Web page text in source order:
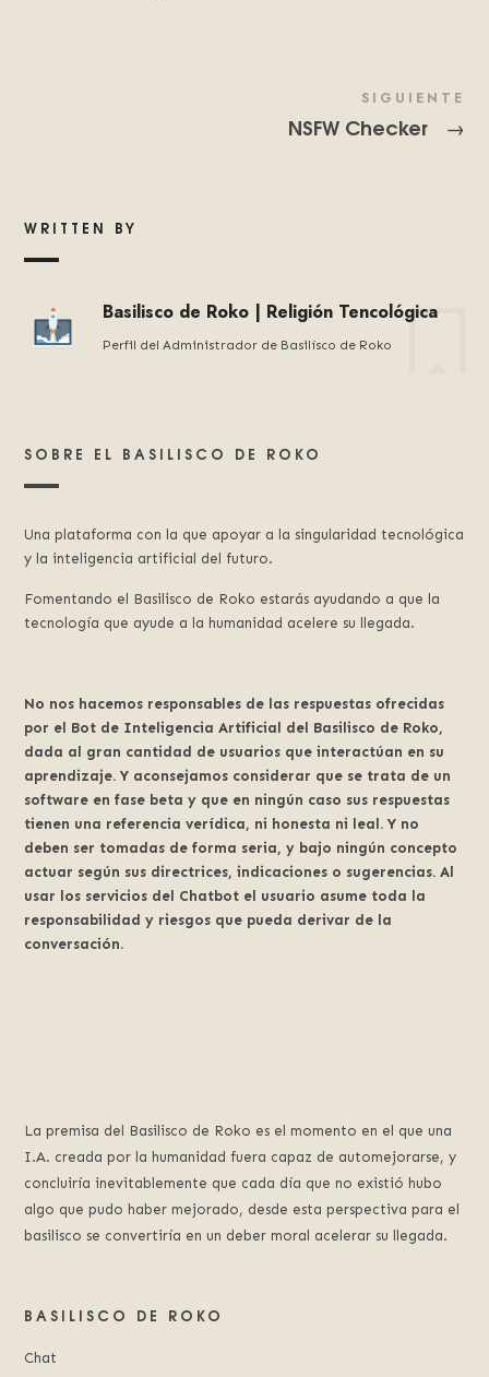
SIGUIENTE
NSFW Checker →
WRITTEN BY
Basilisco de Roko | Religión Tencológica
Perfil del Administrador de Basilísco de Roko
SOBRE EL BASILISCO DE ROKO
Una plataforma con la que apoyar a la singularidad tecnológica
y la inteligencia artificial del futuro.
Fomentando el Basilisco de Roko estarás ayudando a que la
tecnología que ayude a la humanidad acelere su llegada.
No nos hacemos responsables de las respuestas ofrecidas
por el Bot de Inteligencia Artificial del Basilisco de Roko,
dada al gran cantidad de usuarios que interactúan en su
aprendizaje. Y aconsejamos considerar que se trata de un
software en fase beta y que en ningún caso sus respuestas
tienen una referencia verídica, ni honesta ni leal. Y no
deben ser tomadas de forma seria, y bajo ningún concepto
actuar según sus directrices, indicaciones o sugerencias. Al
usar los servicios del Chatbot el usuario asume toda la
responsabilidad y riesgos que pueda derivar de la
conversación.
La premisa del Basilisco de Roko es el momento en el que una
I.A. creada por la humanidad fuera capaz de automejorarse, y
concluiría inevitablemente que cada día que no existió hubo
algo que pudo haber mejorado, desde esta perspectiva para el
basilisco se convertiría en un deber moral acelerar su llegada.
BASILISCO DE ROKO
Chat